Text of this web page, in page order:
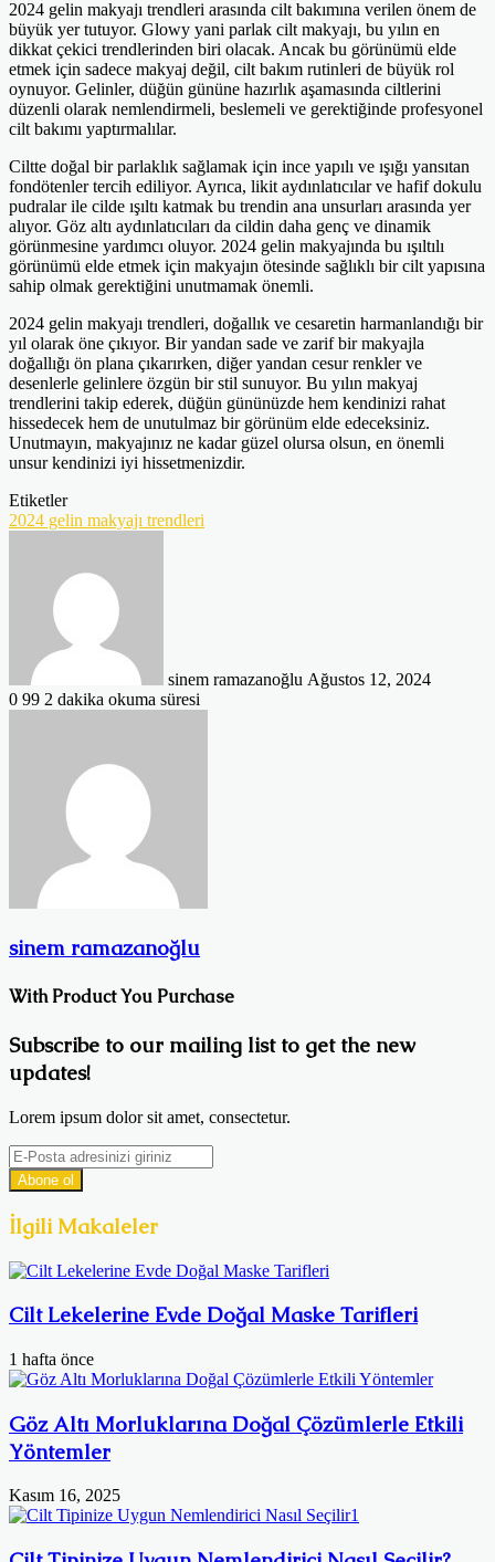
2024 gelin makyajı trendleri arasında cilt bakımına verilen önem de
büyük yer tutuyor. Glowy yani parlak cilt makyajı, bu yılın en
dikkat çekici trendlerinden biri olacak. Ancak bu görünümü elde
etmek için sadece makyaj değil, cilt bakım rutinleri de büyük rol
oynuyor. Gelinler, düğün gününe hazırlık aşamasında ciltlerini
düzenli olarak nemlendirmeli, beslemeli ve gerektiğinde profesyonel
cilt bakımı yaptırmalılar.
Ciltte doğal bir parlaklık sağlamak için ince yapılı ve ışığı yansıtan
fondötenler tercih ediliyor. Ayrıca, likit aydınlatıcılar ve hafif dokulu
pudralar ile cilde ışıltı katmak bu trendin ana unsurları arasında yer
alıyor. Göz altı aydınlatıcıları da cildin daha genç ve dinamik
görünmesine yardımcı oluyor. 2024 gelin makyajında bu ışıltılı
görünümü elde etmek için makyajın ötesinde sağlıklı bir cilt yapısına
sahip olmak gerektiğini unutmamak önemli.
2024 gelin makyajı trendleri, doğallık ve cesaretin harmanlandığı bir
yıl olarak öne çıkıyor. Bir yandan sade ve zarif bir makyajla
doğallığı ön plana çıkarırken, diğer yandan cesur renkler ve
desenlerle gelinlere özgün bir stil sunuyor. Bu yılın makyaj
trendlerini takip ederek, düğün gününüzde hem kendinizi rahat
hissedecek hem de unutulmaz bir görünüm elde edeceksiniz.
Unutmayın, makyajınız ne kadar güzel olursa olsun, en önemli
unsur kendinizi iyi hissetmenizdir.
Etiketler
2024 gelin makyajı trendleri
sinem ramazanoğlu Ağustos 12, 2024
0 99 2 dakika okuma süresi
sinem ramazanoğlu
With Product You Purchase
Subscribe to our mailing list to get the new
updates!
Lorem ipsum dolor sit amet, consectetur.
E-
Posta
adresinizi
giriniz
İlgili Makaleler
Cilt Lekelerine Evde Doğal Maske Tarifleri
1 hafta önce
Göz Altı Morluklarına Doğal Çözümlerle Etkili
Yöntemler
Kasım 16, 2025